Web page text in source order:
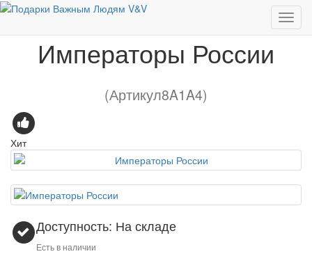
Подарочные книги
Императоры России
(Артикул8A1A4)
Хит
Доступность: На складе
Есть в наличии